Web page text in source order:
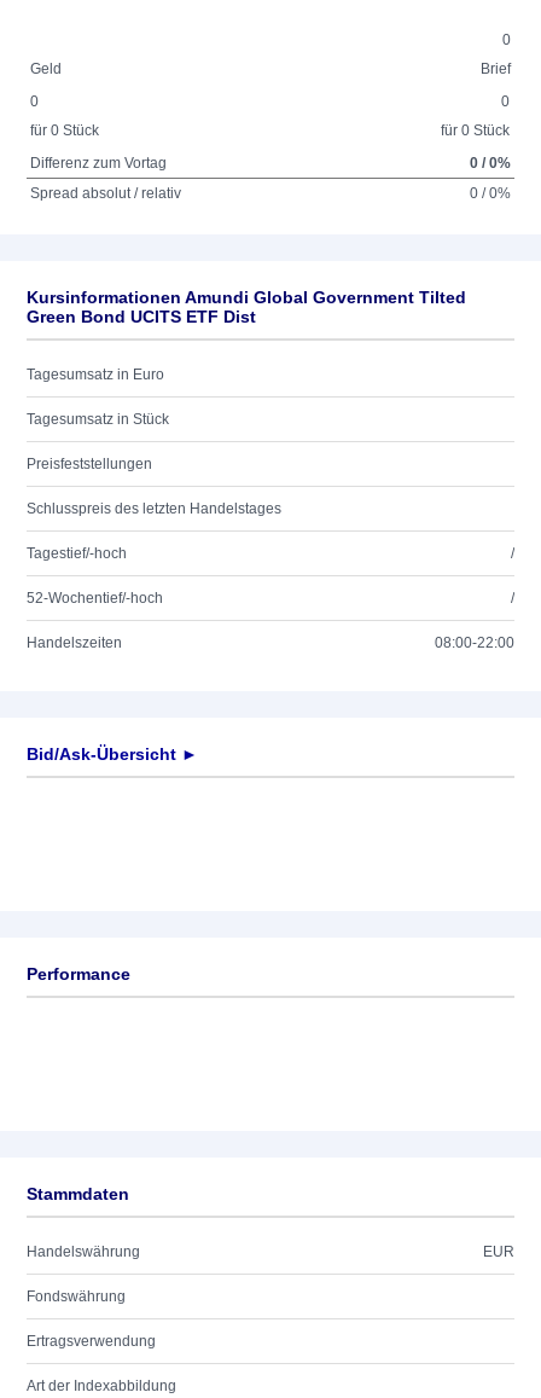
0
Geld
Brief
0
für 0 Stück
0
für 0 Stück
Differenz zum Vortag
0 / 0%
Spread absolut / relativ
0 / 0%
Kursinformationen Amundi Global Government Tilted
Green Bond UCITS ETF Dist
Tagesumsatz in Euro
Tagesumsatz in Stück
Preisfeststellungen
Schlusspreis des letzten Handelstages
Tagestief/-hoch /
52-Wochentief/-hoch /
Handelszeiten 08:00-22:00
Bid/Ask-Übersicht ►
Performance
Stammdaten
Handelswährung EUR
Fondswährung
Ertragsverwendung
Art der Indexabbildung